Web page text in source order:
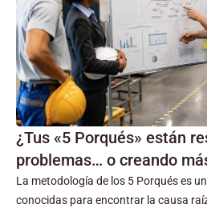
¿Tus «5 Porqués» están
problemas… o creando
La metodología de los 5 Porqués es
conocidas para encontrar la causa